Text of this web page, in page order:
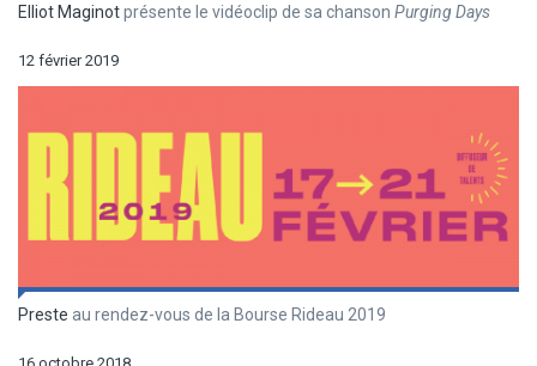
Elliot Maginotprésente le vidéoclip de sa chanson Purging Days
12 février 2019
Preste au rendez-vous de la Bourse Rideau 2019